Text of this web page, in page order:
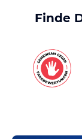
Finde